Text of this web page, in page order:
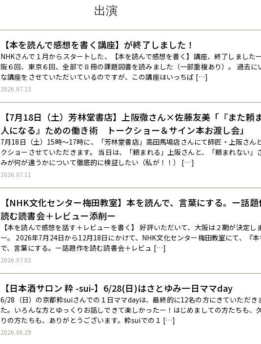
出演
【本を読んで感想を書く講座】が終了しました！
NHKさんで１月からスタートした、【本を読んで感想を書く】講座、終了しました
阪６回、東京６回、全部で８冊の課題図書を読みました（一部重複あり）。 過去に
な講座をさせていただいているのですが、この講座はいっちば […]
2026.07.23
【7月18日（土）芳林堂書店】上阪徹さん×佐藤友美「『また頼
人になる』ための働き術 トークショー＆サイン本お渡し会」
7月18日（土）15時〜17時に、「芳林堂書店」高田馬場店さんにて師匠・上阪さん
クショーさせていただきます。 当日は、「頼まれる」上阪さんと、「頼まれない」
みが何が違うかについて徹底的に検証したい（私が！！） […]
2026.07.11
【NHK文化センター梅田教室】本を読んで、言葉にする。ー話題
読む読書会＋レビュー添削ー
【本を読んで感想を話す＋レビューを書く】 好評いただいて、大阪は２期が決定し
ー。 2026年7月24日から12月18日にかけて、NHK文化センター梅田教室にて、『本
で、言葉にする。ー話題作を読む読書会＋レビュ […]
2026.07.02
【日本酒サロン 粋 -sui-】6/28(日)はさとゆみ一日ママday
6/28（日）の京都粋suiさんでの１日ママdayは、最終的に12名の方にきていただき
た。いろんな方とゆっくりお話しできて楽しかったー！はじめましての方たちも、
りの方たちも、ありがとうございます。粋suiでの１ […]
2026.06.29